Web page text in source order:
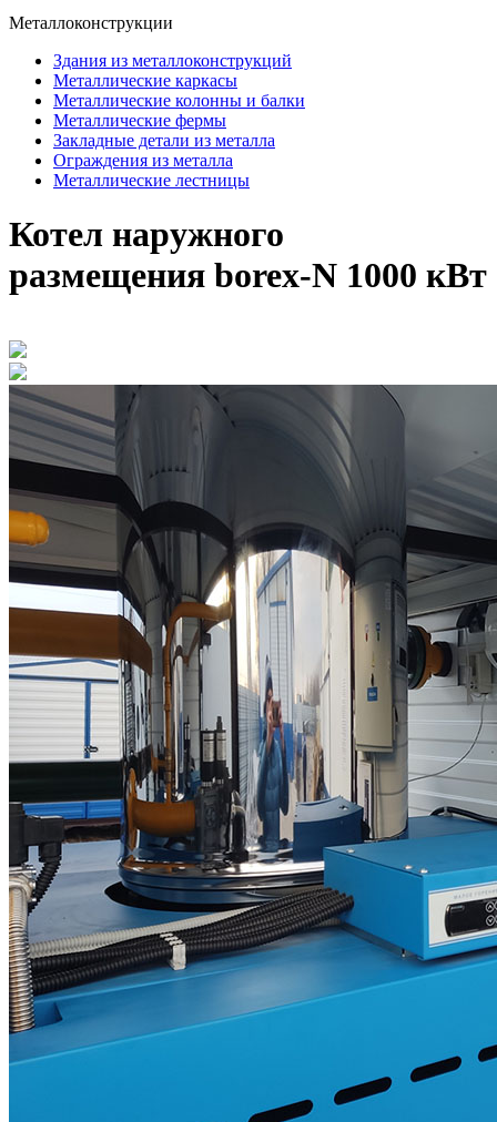
Металлоконструкции
Здания из металлоконструкций
Металлические каркасы
Металлические колонны и балки
Металлические фермы
Закладные детали из металла
Ограждения из металла
Металлические лестницы
Котел наружного
размещения borex-N 1000 кВт